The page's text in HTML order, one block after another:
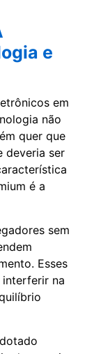
e
em
não
quer que
deveria ser
é a
sem
Esses
na